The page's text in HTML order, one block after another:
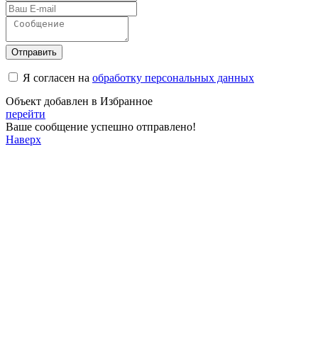
Отправить
Я согласен на обработку персональных данных
Объект добавлен в Избранное
перейти
Ваше сообщение успешно отправлено!
Наверх